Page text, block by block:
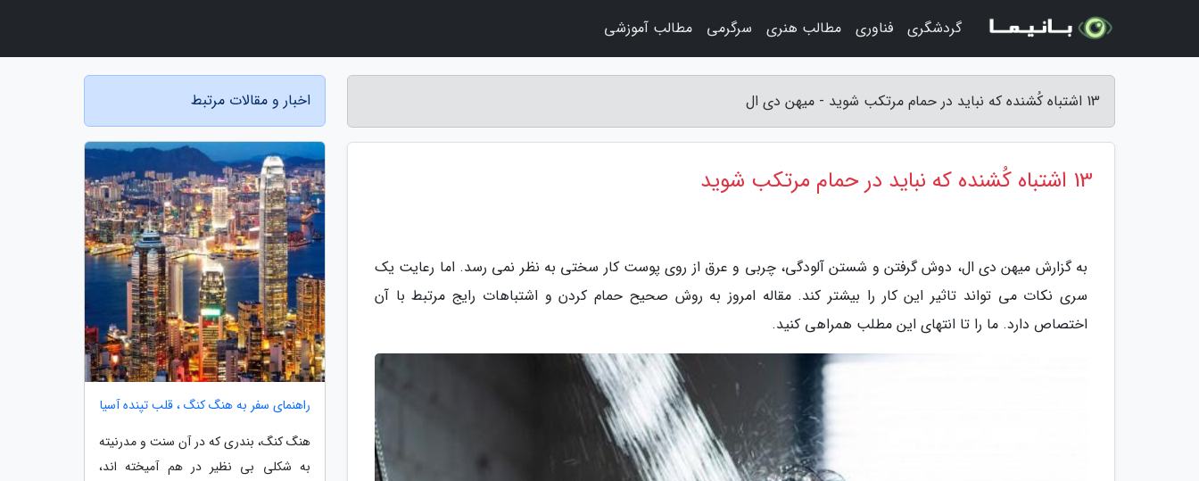
13 اشتباه کُشنده که نباید در حمام مرتکب شوید - میهن دی ال
13 اشتباه کُشنده که نباید در حمام مرتکب شوید
به گزارش میهن دی ال، دوش گرفتن و شستن آلودگی، چربی و عرق از روی پوست کار سختی به نظر نمی رسد. اما رعایت یک
سری نکات می تواند تاثیر این کار را بیشتر کند. مقاله امروز به روش صحیح حمام کردن و اشتباهات رایج مرتبط با آن
اختصاص دارد. ما را تا انتهای این مطلب همراهی کنید.
اخبار و مقالات مرتبط
راهنمای سفر به هنگ کنگ ، قلب تپنده آسیا
هنگ کنگ، بندری که در آن سنت و مدرنیته
به شکلی بی نظیر در هم آمیخته اند،
گردشگری فناوری مطالب هنری سرگرمی مطالب آموزشی